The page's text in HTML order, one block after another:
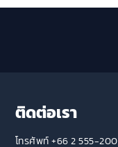
ติดต่อเรา
โทรศัพท์ +66 2 555-2000